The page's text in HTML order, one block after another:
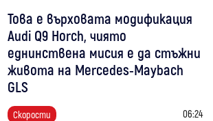
Това е върховата модификация
Audi Q9 Horch, чиято
еднинствена мисия е да стъжни
живота на Mercedes-Maybach
GLS
Скорости 06:24